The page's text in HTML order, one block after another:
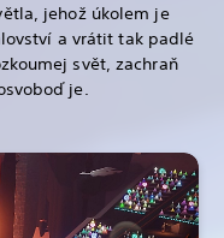
jehož úkolem je
a vrátit tak padlé
svět, zachraň
je.